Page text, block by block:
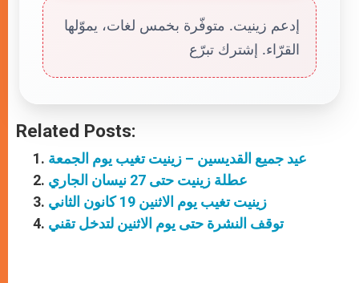
إدعم زينيت. متوفّرة بخمس لغات، يموّلها
القرّاء. إشترك تبرّع
Related Posts:
عيد جميع القديسين – زينيت تغيب يوم الجمعة
عطلة زينيت حتى 27 نيسان الجاري
زينيت تغيب يوم الاثنين 19 كانون الثاني
توقف النشرة حتى يوم الاثنين لتدخل تقني